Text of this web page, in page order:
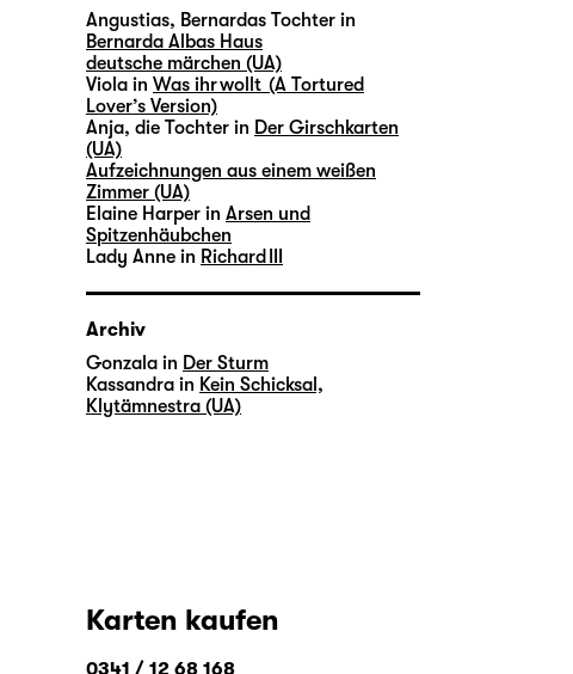
Angustias, Bernardas Tochter in
Bernarda Albas Haus
deutsche märchen (UA)
Viola in Was ihr wollt (A Tortured
Lover’s Version)
Anja, die Tochter in Der Girschkarten
(UA)
Aufzeichnungen aus einem weißen
Zimmer (UA)
Elaine Harper in Arsen und
Spitzenhäubchen
Lady Anne in Richard III
Archiv
Gonzala in Der Sturm
Kassandra in Kein Schicksal,
Klytämnestra (UA)
Karten kaufen
0341 / 12 68 168